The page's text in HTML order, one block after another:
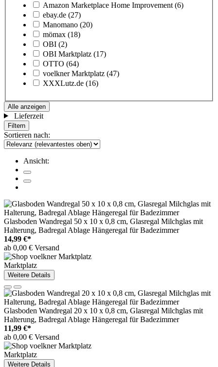
Amazon Marketplace Home Improvement (6)
ebay.de (27)
Manomano (20)
mömax (18)
OBI (2)
OBI Marktplatz (17)
OTTO (64)
voelkner Marktplatz (47)
XXXLutz.de (16)
Alle anzeigen
Lieferzeit
Filtern
Sortieren nach:
Ansicht:
Glasboden Wandregal 50 x 10 x 0,8 cm, Glasregal Milchglas mit
Halterung, Badregal Ablage Hängeregal für Badezimmer
14,99 €*
ab 0,00 € Versand
Marktplatz
Weitere Details
Glasboden Wandregal 20 x 10 x 0,8 cm, Glasregal Milchglas mit
Halterung, Badregal Ablage Hängeregal für Badezimmer
11,99 €*
ab 0,00 € Versand
Marktplatz
Weitere Details